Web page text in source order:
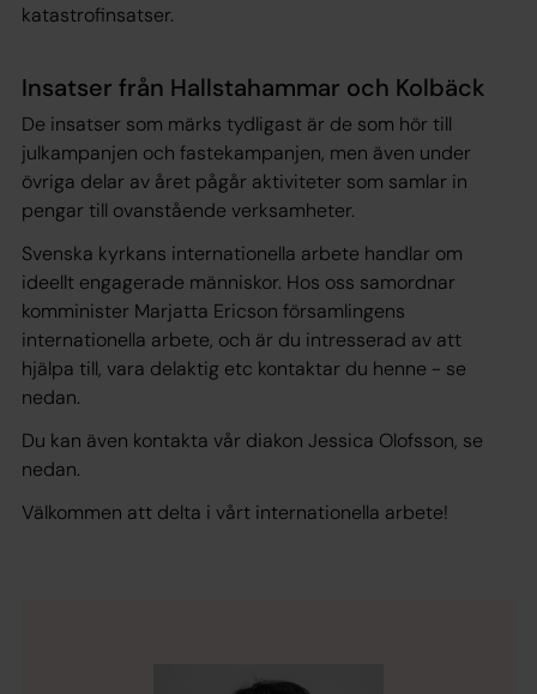
katastrofinsatser.
Insatser från Hallstahammar och Kolbäck
De insatser som märks tydligast är de som hör till
julkampanjen och fastekampanjen, men även under
övriga delar av året pågår aktiviteter som samlar in
pengar till ovanstående verksamheter.
Svenska kyrkans internationella arbete handlar om
ideellt engagerade människor. Hos oss samordnar
komminister Marjatta Ericson församlingens
internationella arbete, och är du intresserad av att
hjälpa till, vara delaktig etc kontaktar du henne - se
nedan.
Du kan även kontakta vår diakon Jessica Olofsson, se
nedan.
Välkommen att delta i vårt internationella arbete!